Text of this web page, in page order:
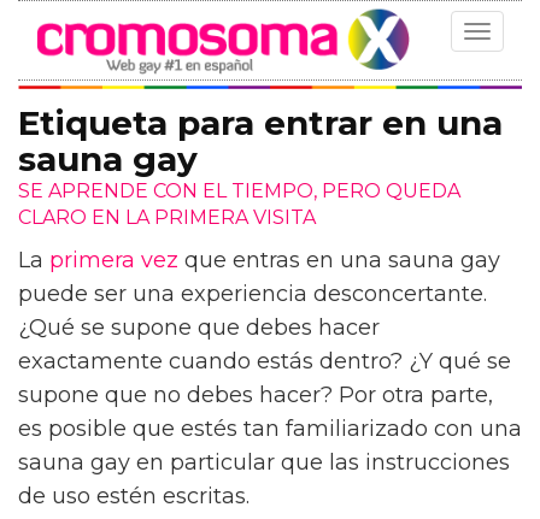
Toggle
Etiqueta para entrar en una
sauna gay
SE APRENDE CON EL TIEMPO, PERO QUEDA
CLARO EN LA PRIMERA VISITA
La primera vez que entras en una sauna gay
puede ser una experiencia desconcertante.
¿Qué se supone que debes hacer
exactamente cuando estás dentro? ¿Y qué se
supone que no debes hacer? Por otra parte,
es posible que estés tan familiarizado con una
sauna gay en particular que las instrucciones
de uso estén escritas.